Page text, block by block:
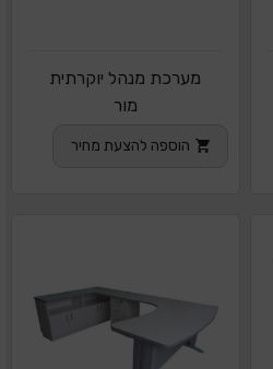
מערכת מנהל יוקרתית
מור
הוספה להצעת מחיר